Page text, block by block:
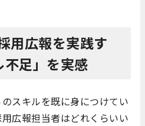
用広報を実践す
足」を実感
スキルを既に身につけてい
広報担当者はどれくらいい